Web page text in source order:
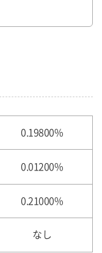
0.19800%
0.01200%
0.21000%
なし